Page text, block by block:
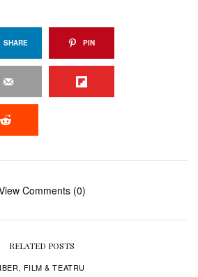
SHARE PIN
Comments (0)
RELATED POSTS
, FILM & TEATRU